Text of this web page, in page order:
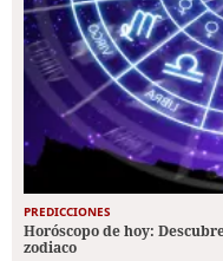
PREDICCIONES
Horóscopo de hoy:
zodiaco